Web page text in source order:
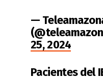
—
25, 2024
Pacientes del